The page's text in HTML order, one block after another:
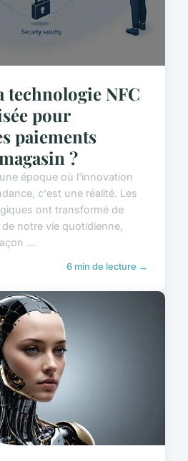
technologie NFC
pour
paiements
?
époque où l'innovation
c'est une réalité. Les
ont transformé de
notre vie quotidienne,
...
6 min de lecture →